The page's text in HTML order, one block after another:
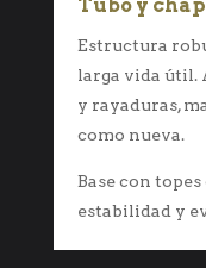
Tubo y
Estructura
larga vida útil.
y rayaduras,
como nueva.
Base con
estabilidad y